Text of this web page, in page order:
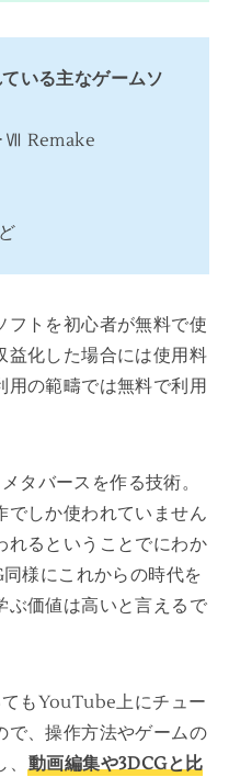
いる主なゲームソ
Ⅶ Remake
フトを初心者が無料で使
益化した場合には使用料
用の範疇では無料で利用
バースを作る技術。
でしか使われていません
れるということでにわか
様にこれからの時代を
ぶ価値は高いと言えるで
もYouTube上にチュー
で、操作方法やゲームの
動画編集や3DCGと比